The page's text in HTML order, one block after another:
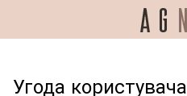
Угода користувача